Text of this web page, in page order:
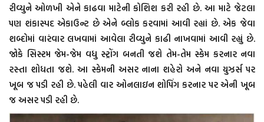
રીવ્યુને ઓળખી એને કાઢવા માટેની કોશિશ કરી રહી છે. આ માટે જેટલા
પણ શંકાસ્પદ એકાઉન્ટ છે એને બ્લોક કરવામાં આવી રહ્યાં છે. એક જેવા
શબ્દોમાં વારંવાર લખવામાં આવેલા રીવ્યુને કાઢી નાખવામાં આવી રહ્યું છે.
જોકે સિસ્ટમ જેમ-જેમ વધુ સ્ટ્રોંગ બનતી જશે તેમ-તેમ સ્કેમ કરનાર નવા
રસ્તા શોધતા જશે. આ સ્કેમની અસર નાના શહેરો અને નવા યુઝર્સ પર
ખૂબ જ પડી રહી છે. પહેલી વાર ઓનલાઇન શોપિંગ કરનાર પર એની ખૂબ
જ અસર પડી રહી છે.